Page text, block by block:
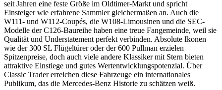
seit Jahren eine feste Größe im Oldtimer-Markt und spricht
Einsteiger wie erfahrene Sammler gleichermaßen an. Auch die
W111- und W112-Coupés, die W108-Limousinen und die SEC-
Modelle der C126-Baureihe haben eine treue Fangemeinde, weil sie
Qualität und Understatement perfekt verbinden. Absolute Ikonen
wie der 300 SL Flügeltürer oder der 600 Pullman erzielen
Spitzenpreise, doch auch viele andere Klassiker mit Stern bieten
attraktive Einstiege und gutes Wertentwicklungspotenzial. Über
Classic Trader erreichen diese Fahrzeuge ein internationales
Publikum, das die Mercedes-Benz Historie zu schätzen weiß.